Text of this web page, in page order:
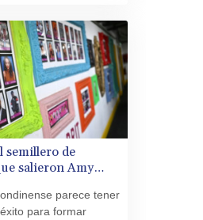
RSD 117.953626
RUB 94.679224
RWF 1693.738704
SAR 4.370455
SBD 9.325039
SCR 16.735107
SDG 694.263698
SEK 10.961095
SGD 1.477777
SLE 28.445176
SOS 694.263682
semillero de
salieron Amy
parece tener
para formar